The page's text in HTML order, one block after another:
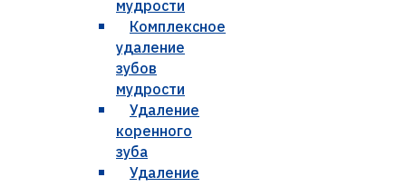
мудрости
Комплексное
удаление
зубов
мудрости
Удаление
коренного
зуба
Удаление